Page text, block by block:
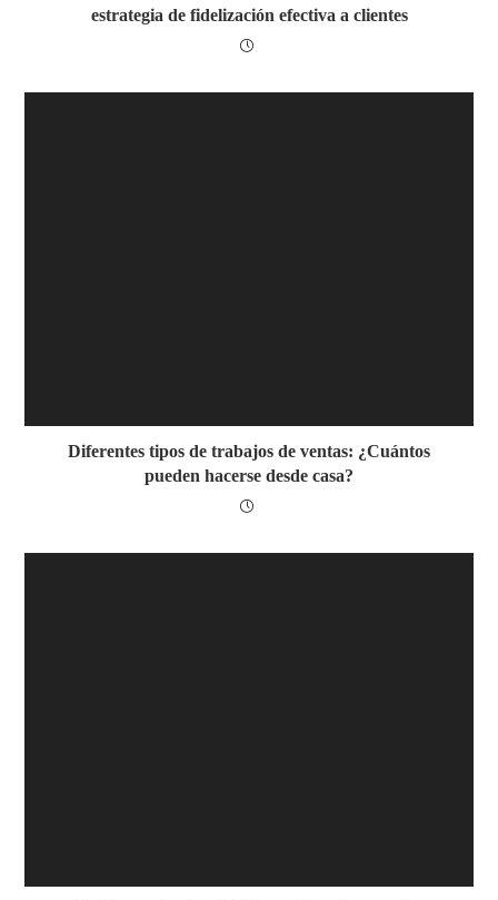
estrategia de fidelización efectiva a clientes
Diferentes tipos de trabajos de ventas: ¿Cuántos
pueden hacerse desde casa?